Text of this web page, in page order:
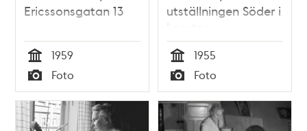
Ericssonsgatan 13
Tid
1959
Typ
Foto
utställningen Söder i
konsten
Tid
1955
Typ
Foto